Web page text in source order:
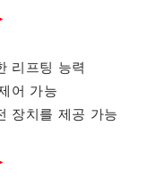
리프팅 능력
어 가능
장치를 제공 가능